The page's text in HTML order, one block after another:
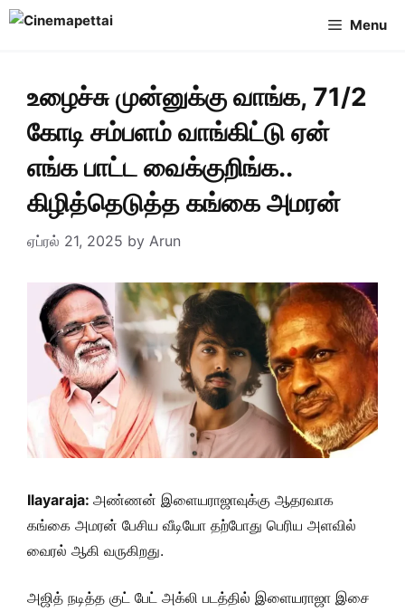
Skip
Menu
உழைச்சு முன்னுக்கு வாங்க, 71/2
கோடி சம்பளம் வாங்கிட்டு ஏன்
எங்க பாட்ட வைக்குறிங்க..
கிழித்தெடுத்த கங்கை அமரன்
ஏப்ரல் 21, 2025 by Arun
Ilayaraja: அண்ணன் இளையராஜாவுக்கு ஆதரவாக
கங்கை அமரன் பேசிய வீடியோ தற்போது பெரிய அளவில்
வைரல் ஆகி வருகிறது.
அஜித் நடித்த குட் பேட் அக்லி படத்தில் இளையராஜா இசை